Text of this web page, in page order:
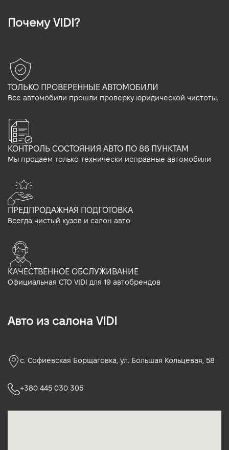
Почему VIDI?
ТОЛЬКО ПРОВЕРЕННЫЕ АВТОМОБИЛИ
Все автомобили прошли проверку юридической чистоты.
КОНТРОЛЬ СОСТОЯНИЯ АВТО ПО 86 ПУНКТАМ
Мы продаем только технически исправные автомобили
ПРЕДПРОДАЖНАЯ ПОДГОТОВКА
Всегда чистый кузов и салон авто
КАЧЕСТВЕННОЕ ОБСЛУЖИВАНИЕ
Официальная СТО VIDI для 19 автобрендов
Авто из салона VIDI
с. Софиевская Борщаговка, ул. Большая Кольцевая, 58
+380 445 030 305